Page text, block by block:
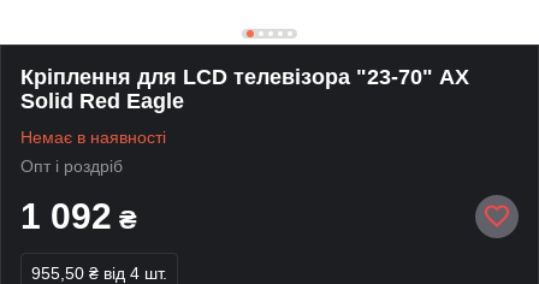
Кріплення для LCD телевізора "23-70" AX
Solid Red Eagle
Немає в наявності
Опт і роздріб
1 092 ₴
955,50 ₴ від 4 шт.